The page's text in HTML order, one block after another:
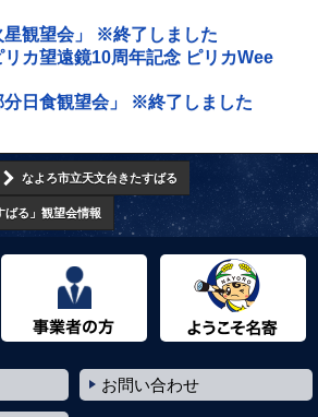
星観望会」 ※終了しました
リカ望遠鏡10周年記念 ピリカWee
分日食観望会」 ※終了しました
なよろ市立天文台きたすばる
ばる」観望会情報
お問い合わせ